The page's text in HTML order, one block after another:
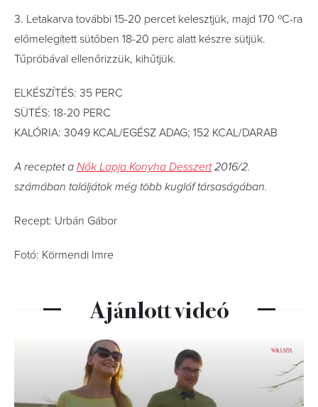
3. Letakarva további 15-20 percet kelesztjük, majd 170 ºC-ra
előmelegített sütőben 18-20 perc alatt készre sütjük.
Tűpróbával ellenőrizzük, kihűtjük.
ELKÉSZÍTÉS: 35 PERC
SÜTÉS: 18-20 PERC
KALÓRIA: 3049 KCAL/EGÉSZ ADAG; 152 KCAL/DARAB
A receptet a Nők Lapja Konyha Desszert2016/2.
számában találjátok még több kuglóf társaságában.
Recept: Urbán Gábor
Fotó: Körmendi Imre
Ajánlott videó